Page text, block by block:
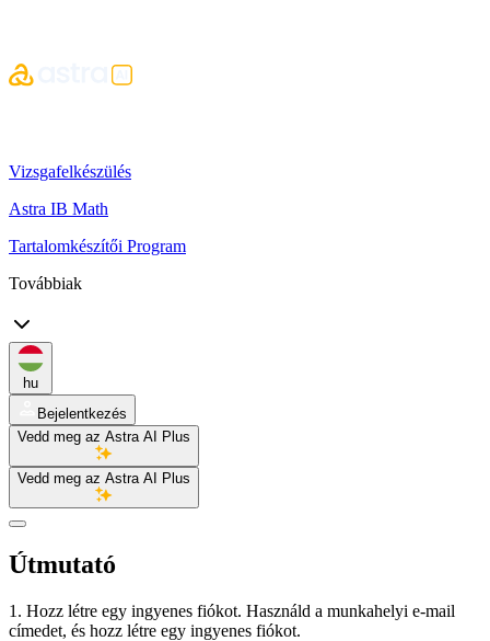
Vizsgafelkészülés
Astra IB Math
Tartalomkészítői Program
Továbbiak
hu
Bejelentkezés
Vedd meg az Astra AI Plus
Vedd meg az Astra AI Plus
Útmutató
1. Hozz létre egy ingyenes fiókot. Használd a munkahelyi e-mail
címedet, és hozz létre egy ingyenes fiókot.